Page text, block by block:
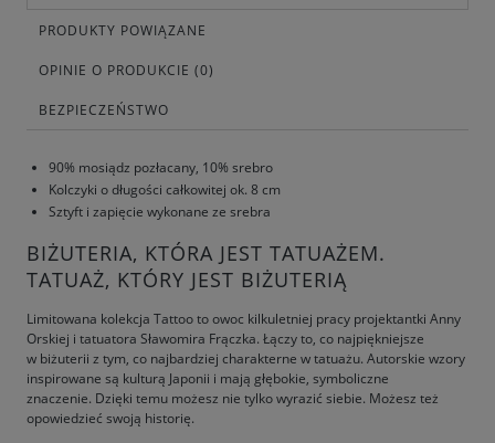
PRODUKTY POWIĄZANE
OPINIE O PRODUKCIE (0)
BEZPIECZEŃSTWO
90% mosiądz pozłacany, 10% srebro
Kolczyki o długości całkowitej ok. 8 cm
Sztyft i zapięcie wykonane ze srebra
BIŻUTERIA, KTÓRA JEST TATUAŻEM.
TATUAŻ, KTÓRY JEST BIŻUTERIĄ
Limitowana kolekcja Tattoo to owoc kilkuletniej pracy projektantki Anny
Orskiej i tatuatora Sławomira Frączka. Łączy to, co najpiękniejsze
w biżuterii z tym, co najbardziej charakterne w tatuażu. Autorskie wzory
inspirowane są kulturą Japonii i mają głębokie, symboliczne
znaczenie. Dzięki temu możesz nie tylko wyrazić siebie. Możesz też
opowiedzieć swoją historię.